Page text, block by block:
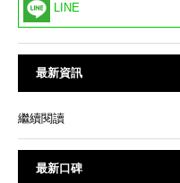
LINE
最新資訊
繼續閱讀
最新口碑